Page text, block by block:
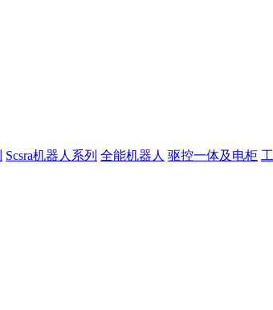
Scsra机器人系列 全能机器人 驱控一体及电柜